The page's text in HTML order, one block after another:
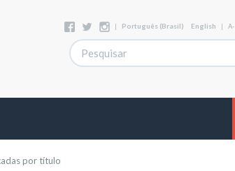
| Português (Brasil) English | A-
por título